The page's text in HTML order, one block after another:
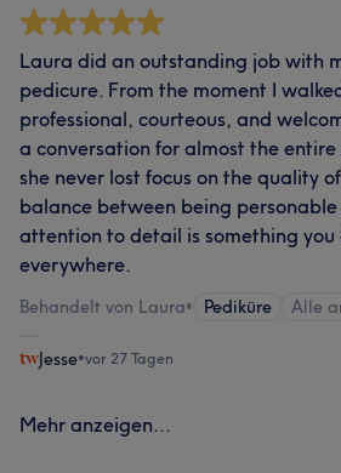
Laura did an outstanding job with
pedicure. From the moment I
professional, courteous, and
a conversation for almost the
she never lost focus on the quality
balance between being
attention to detail is something you
everywhere.
Behandelt von Laura• Pediküre Alle
Jesse•vor 27 Tagen
Mehr anzeigen...